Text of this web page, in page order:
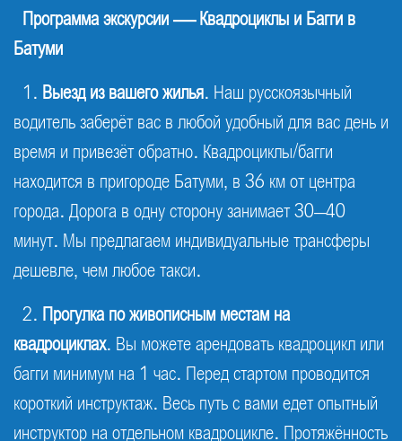
Программа экскурсии — Квадроциклы и Багги в
Батуми
1. Выезд из вашего жилья. Наш русскоязычный
водитель заберёт вас в любой удобный для вас день и
время и привезёт обратно. Квадроциклы/багги
находится в пригороде Батуми, в 36 км от центра
города. Дорога в одну сторону занимает 30–40
минут. Мы предлагаем индивидуальные трансферы
дешевле, чем любое такси.
2. Прогулка по живописным местам на
квадроциклах. Вы можете арендовать квадроцикл или
багги минимум на 1 час. Перед стартом проводится
короткий инструктаж. Весь путь с вами едет опытный
инструктор на отдельном квадроцикле. Протяжённость